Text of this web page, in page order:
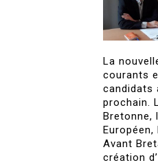
La
courants
candidats
prochain.
Bretonne,
Avant
création